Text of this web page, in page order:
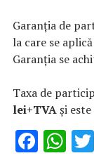
Garanția de
la care se
Garanția se
Taxa de
lei+TVA și
F W